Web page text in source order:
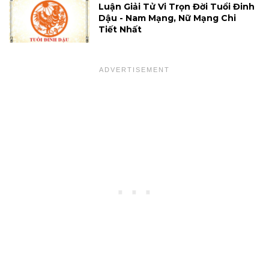
Luận Giải Tử Vi Trọn Đời Tuổi Đinh
Dậu - Nam Mạng, Nữ Mạng Chi
Tiết Nhất